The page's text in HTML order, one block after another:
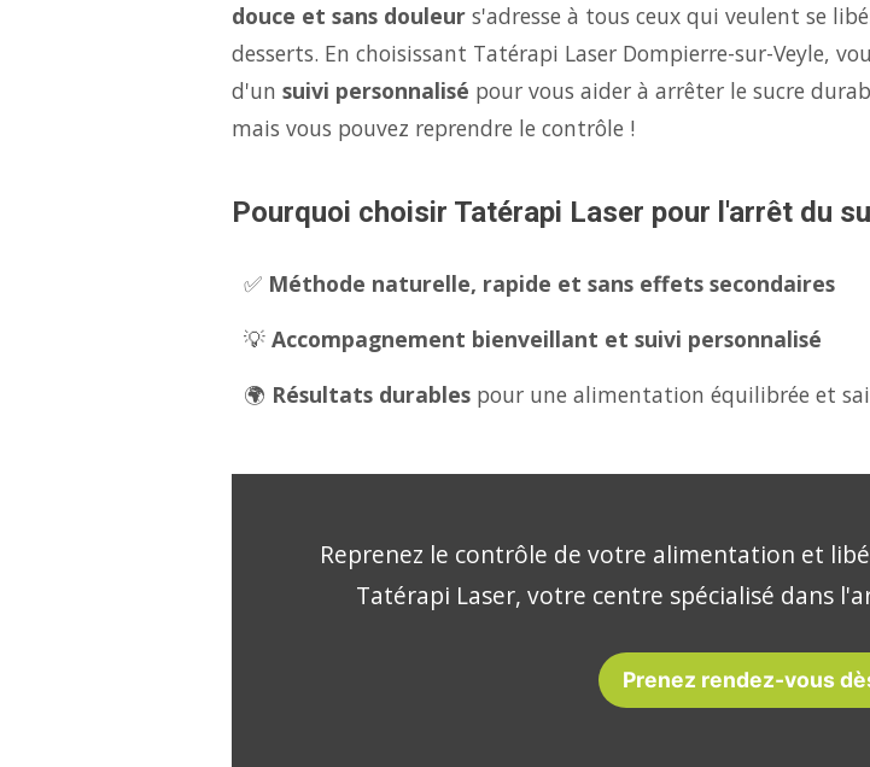
douce et sans douleur s'adresse à tous ceux qui veulent se
desserts. En choisissant Tatérapi Laser Dompierre-sur-Veyle,
d'un suivi personnalisé pour vous aider à arrêter le sucre
mais vous pouvez reprendre le contrôle !
Pourquoi choisir Tatérapi Laser pour l'arrêt du
✅ Méthode naturelle, rapide et sans effets secondaires
💡 Accompagnement bienveillant et suivi personnalisé
🌍 Résultats durables pour une alimentation équilibrée et
Reprenez le contrôle de votre alimentation et
Tatérapi Laser, votre centre spécialisé dans
Prenez rendez-vous